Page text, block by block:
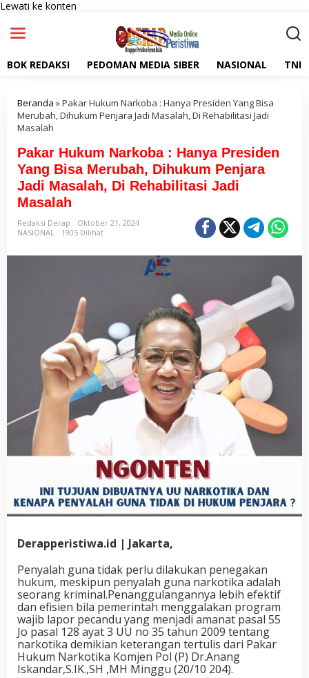
Lewati ke konten
BOK REDAKSI PEDOMAN MEDIA SIBER NASIONAL TNI
Beranda »Pakar Hukum Narkoba : Hanya Presiden Yang Bisa
Merubah, Dihukum Penjara Jadi Masalah, Di Rehabilitasi Jadi
Masalah
Pakar Hukum Narkoba : Hanya Presiden
Yang Bisa Merubah, Dihukum Penjara
Jadi Masalah, Di Rehabilitasi Jadi
Masalah
Redaksi Derap
Oktober 21, 2024
NASIONAL
1905 Dilihat
Derapperistiwa.id | Jakarta,
Penyalah guna tidak perlu dilakukan penegakan
hukum, meskipun penyalah guna narkotika adalah
seorang kriminal.Penanggulangannya lebih efektif
dan efisien bila pemerintah menggalakan program
wajib lapor pecandu yang menjadi amanat pasal 55
Jo pasal 128 ayat 3 UU no 35 tahun 2009 tentang
narkotika demikian keterangan tertulis dari Pakar
Hukum Narkotika Komjen Pol (P) Dr.Anang
Iskandar,S.IK.,SH ,MH Minggu (20/10 204).